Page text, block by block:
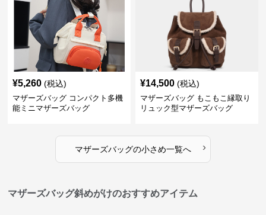
¥5,260 (税込)
マザーズバッグ コンパクト多機
能ミニマザーズバッグ
¥14,500 (税込)
マザーズバッグ もこもこ縁取り
リュック型マザーズバッグ
マザーズバッグの小さめ一覧へ ›
マザーズバッグ斜めがけのおすすめアイテム